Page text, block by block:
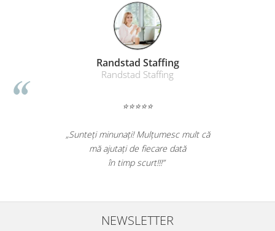
Comunicare si prezentare
Ecrane de proiectie
Electronice si accesorii tech
Adaptoare de calatorie
Randstad Staffing
Randstad Staffing
⭐⭐⭐⭐⭐
„Sunteți minunați! Mulțumesc mult că
mă ajutați de fiecare dată
în timp scurt!!!”
NEWSLETTER